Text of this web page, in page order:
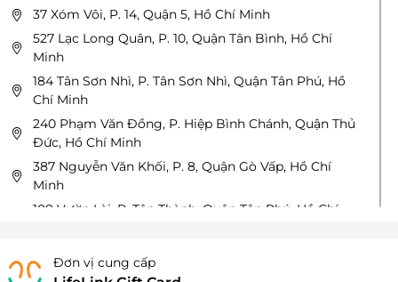
37 Xóm Vôi, P. 14, Quận 5, Hồ Chí Minh
527 Lạc Long Quân, P. 10, Quận Tân Bình, Hồ Chí
Minh
184 Tân Sơn Nhì, P. Tân Sơn Nhì, Quận Tân Phú, Hồ
Chí Minh
240 Phạm Văn Đồng, P. Hiệp Bình Chánh, Quận Thủ
Đức, Hồ Chí Minh
387 Nguyễn Văn Khối, P. 8, Quận Gò Vấp, Hồ Chí
Minh
108 Vườn Lài, P. Tân Thành, Quận Tân Phú, Hồ Chí
MinhĐơn vị cung cấp